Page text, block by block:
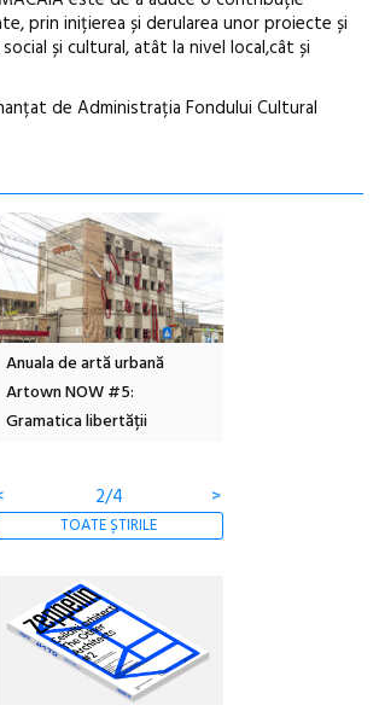
prin inițierea și derularea unor proiecte și
și cultural, atât la nivel local,cât și
de Administrația Fondului Cultural
Anuala de artă urbană
Artown NOW #5:
Gramatica libertății
2/4 >
TOATE ȘTIRILE